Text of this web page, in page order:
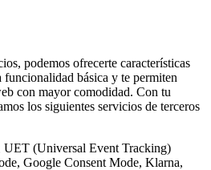
podemos ofrecerte características
funcionalidad básica y te permiten
con mayor comodidad. Con tu
los siguientes servicios de terceros
UET (Universal Event Tracking)
Google Consent Mode, Klarna,